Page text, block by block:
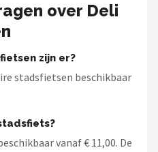
over Deli
zijn er?
stadsfietsen beschikbaar
vanaf € 11,00. De